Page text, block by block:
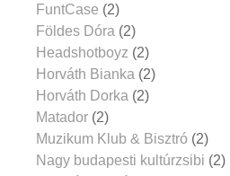
FuntCase (2)
Földes Dóra (2)
Headshotboyz (2)
Horváth Bianka (2)
Horváth Dorka (2)
Matador (2)
Muzikum Klub & Bisztró (2)
Nagy budapesti kultúrzsibi (2)